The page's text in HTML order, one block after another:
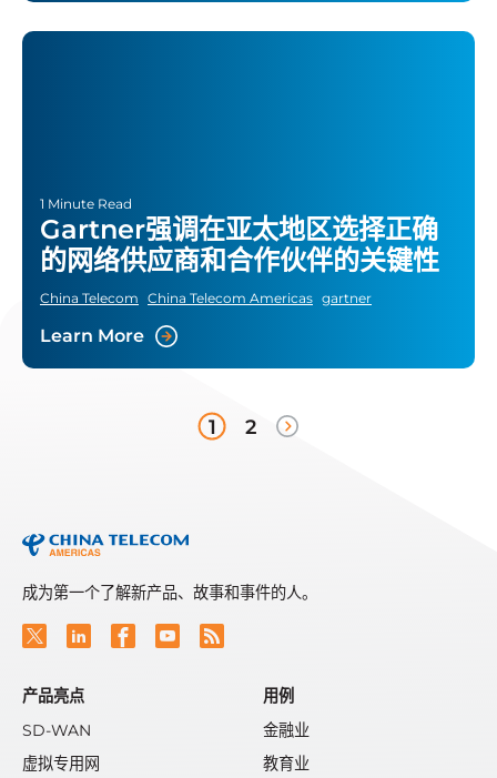
1 Minute Read
Gartner强调在亚太地区选择正确
的网络供应商和合作伙伴的关键性
China Telecom China Telecom Americas gartner
Learn More
1 2
成为第一个了解新产品、故事和事件的人。
产品亮点
SD-WAN
虚拟专用网
用例
金融业
教育业